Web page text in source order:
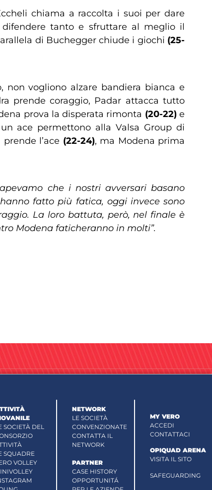
chiama a raccolta i suoi per dare
tanto e sfruttare al meglio il
di Buchegger chiude i giochi (25-
non vogliono alzare bandiera bianca e
prende coraggio, Padar attacca tutto
prova la disperata rimonta (20-22)e
ace permettono alla Valsa Group di
l’ace (22-24), ma Modena prima
che i nostri avversari basano
fatto più fatica, oggi invece sono
La loro battuta, però, nel finale è
Modena faticheranno in molti”.
SOCIETÀ DEL
SQUADRE
VOLLEY
NETWORK
LE SOCIETÀ
CONVENZIONATE
CONTATTA IL
NETWORK
PARTNER
CASE HISTORY
OPPORTUNITÁ
MY VERO
ACCEDI
CONTATTACI
OPIQUAD ARENA
VISITA IL SITO
SAFEGUARDING